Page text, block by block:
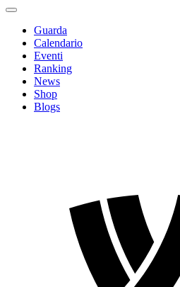
Guarda
Calendario
Eventi
Ranking
News
Shop
Blogs